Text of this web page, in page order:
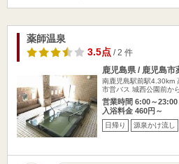
薬師温泉
3.5点/ 2 件
鹿児島県 / 鹿児島市
南鹿児島駅前駅4.30km
市営バス 城西公園前か
営業時間 6:00～23:00
入浴料金 460円～
日帰り 源泉かけ流し